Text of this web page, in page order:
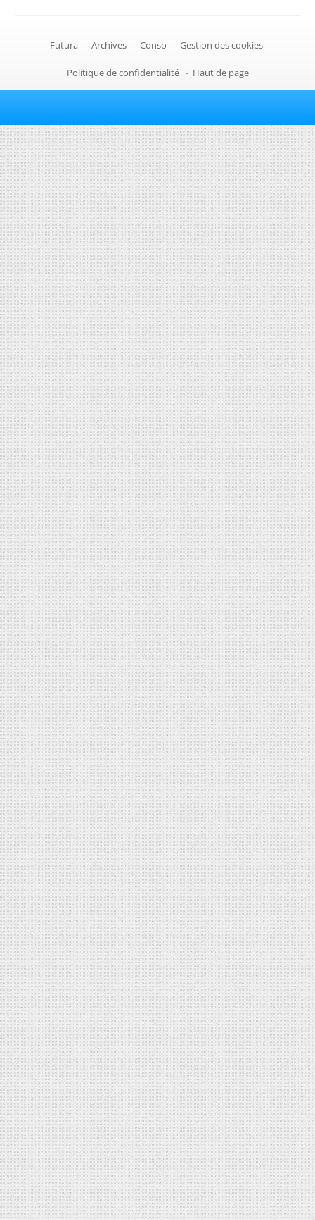
- Futura - Archives - Conso - Gestion des cookies -
Politique de confidentialité - Haut de page